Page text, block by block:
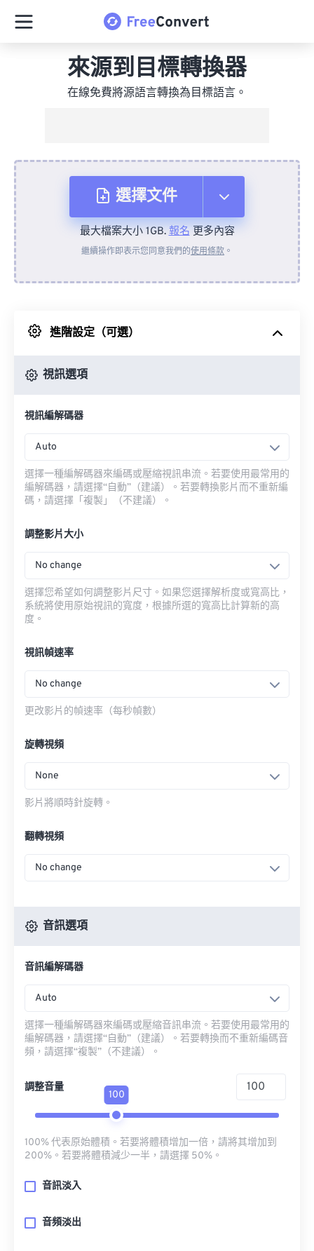
來源到目標轉換器
在線免費將源語言轉換為目標語言。
選擇文件
來自裝置
來自 Google 雲端硬碟
最大檔案大小 1GB.報名更多內容
繼續操作即表示您同意我們的使用條款 。
進階設定（可選）
視訊選項
視訊編解碼器
Auto
選擇一種編解碼器來編碼或壓縮視訊串流。若要使用最常用的
編解碼器，請選擇“自動”（建議）。若要轉換影片而不重新編
碼，請選擇「複製」（不建議）。
調整影片大小
No change
選擇您希望如何調整影片尺寸。如果您選擇解析度或寬高比，
系統將使用原始視訊的寬度，根據所選的寬高比計算新的高
度。
視訊幀速率
No change
更改影片的幀速率（每秒幀數）
旋轉視頻
None
影片將順時針旋轉。
翻轉視頻
No change
音訊選項
音訊編解碼器
Auto
選擇一種編解碼器來編碼或壓縮音訊串流。若要使用最常用的
編解碼器，請選擇“自動”（建議）。若要轉換而不重新編碼音
頻，請選擇“複製”（不建議）。
調整音量
100
100% 代表原始體積。若要將體積增加一倍，請將其增加到
200%。若要將體積減少一半，請選擇 50%。
音訊淡入
音頻淡出